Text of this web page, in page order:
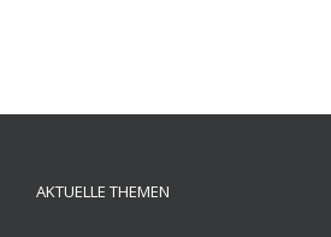
AKTUELLE THEMEN